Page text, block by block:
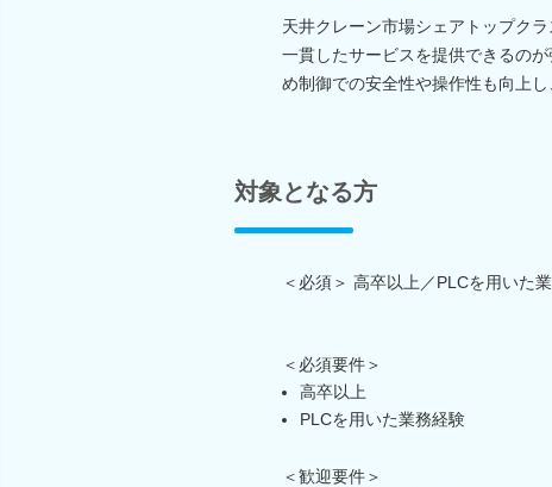
天井クレーン市場シェアトップク
一貫したサービスを提供できるの
め制御での安全性や操作性も向上
対象となる方
＜必須＞ 高卒以上／PLCを用いた
＜必須要件＞
高卒以上
PLCを用いた業務経験
＜歓迎要件＞